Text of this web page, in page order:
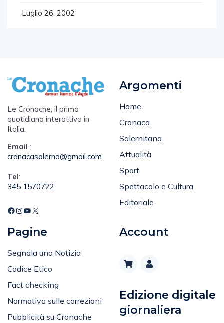
Luglio 26, 2002
Le Cronache, il primo
quotidiano interattivo in
Italia.
Email :
cronacasalerno@gmail.com
Tel:
345 1570722
Argomenti
Home
Cronaca
Salernitana
Attualità
Sport
Spettacolo e Cultura
Editoriale
Pagine
Segnala una Notizia
Codice Etico
Fact checking
Normativa sulle correzioni
Pubblicità su Cronache
Account
Edizione digitale
giornaliera